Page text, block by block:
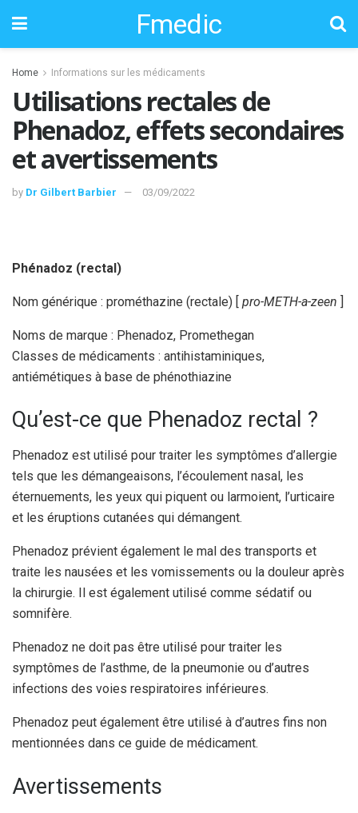
Fmedic
Home Informations sur les médicaments
Utilisations rectales de
Phenadoz, effets secondaires
et avertissements
by Dr Gilbert Barbier 03/09/2022
Phénadoz (rectal)
Nom générique : prométhazine (rectale) [ pro-METH-a-zeen ]
Noms de marque : Phenadoz, Promethegan
Classes de médicaments : antihistaminiques,
antiémétiques à base de phénothiazine
Qu’est-ce que Phenadoz rectal ?
Phenadoz est utilisé pour traiter les symptômes d’allergie
tels que les démangeaisons, l’écoulement nasal, les
éternuements, les yeux qui piquent ou larmoient, l’urticaire
et les éruptions cutanées qui démangent.
Phenadoz prévient également le mal des transports et
traite les nausées et les vomissements ou la douleur après
la chirurgie. Il est également utilisé comme sédatif ou
somnifère.
Phenadoz ne doit pas être utilisé pour traiter les
symptômes de l’asthme, de la pneumonie ou d’autres
infections des voies respiratoires inférieures.
Phenadoz peut également être utilisé à d’autres fins non
mentionnées dans ce guide de médicament.
Avertissements